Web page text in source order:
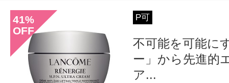
41%
OFF
P可
不可能を可能に
ー」から先進的
ア...